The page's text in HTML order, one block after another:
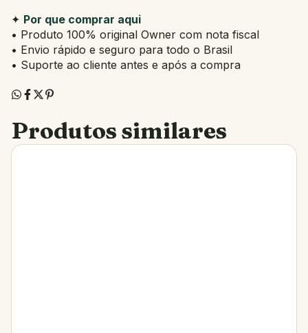
✦ Por que comprar aqui
• Produto 100% original Owner com nota fiscal
• Envio rápido e seguro para todo o Brasil
• Suporte ao cliente antes e após a compra
Produtos similares